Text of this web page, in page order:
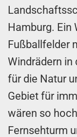
Hamburg. Ein
Fußballfelder
Windrädern in
für die Natur
Gebiet für
wären so
Fernsehturm